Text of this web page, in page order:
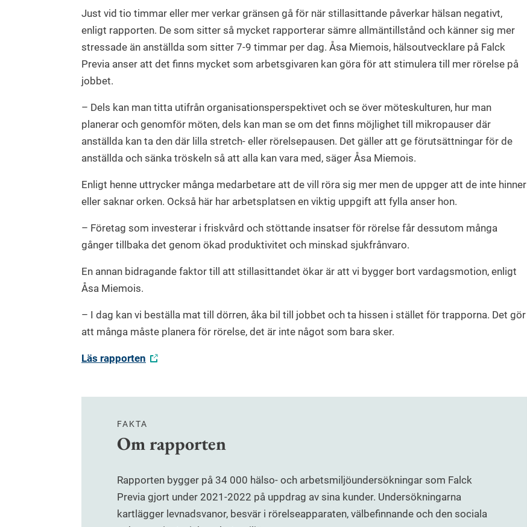
Just vid tio timmar eller mer verkar gränsen gå för när stillasittande påverkar hälsan negativt,
enligt rapporten. De som sitter så mycket rapporterar sämre allmäntillstånd och känner sig mer
stressade än anställda som sitter 7-9 timmar per dag. Åsa Miemois, hälsoutvecklare på Falck
Previa anser att det finns mycket som arbetsgivaren kan göra för att stimulera till mer rörelse på
jobbet.
– Dels kan man titta utifrån organisationsperspektivet och se över möteskulturen, hur man
planerar och genomför möten, dels kan man se om det finns möjlighet till mikropauser där
anställda kan ta den där lilla stretch- eller rörelsepausen. Det gäller att ge förutsättningar för de
anställda och sänka tröskeln så att alla kan vara med, säger Åsa Miemois.
Enligt henne uttrycker många medarbetare att de vill röra sig mer men de uppger att de inte hinner
eller saknar orken. Också här har arbetsplatsen en viktig uppgift att fylla anser hon.
– Företag som investerar i friskvård och stöttande insatser för rörelse får dessutom många
gånger tillbaka det genom ökad produktivitet och minskad sjukfrånvaro.
En annan bidragande faktor till att stillasittandet ökar är att vi bygger bort vardagsmotion, enligt
Åsa Miemois.
– I dag kan vi beställa mat till dörren, åka bil till jobbet och ta hissen i stället för trapporna. Det gör
att många måste planera för rörelse, det är inte något som bara sker.
Läs rapporten
FAKTA
Om rapporten
Rapporten bygger på 34 000 hälso- och arbetsmiljöundersökningar som Falck
Previa gjort under 2021-2022 på uppdrag av sina kunder. Undersökningarna
kartlägger levnadsvanor, besvär i rörelseapparaten, välbefinnande och den sociala